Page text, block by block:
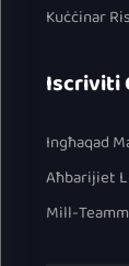
Kuċċinar
Iscriviti
Ingħaqad
Aħbarijiet
Mill-